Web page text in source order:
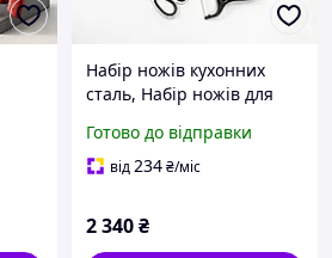
Набір ножів кухонних
сталь, Набір ножів для
кухонні ножі, Красиві
кухонні ножі ZD-31
Готово до відправки
від234₴/міс
2 340₴